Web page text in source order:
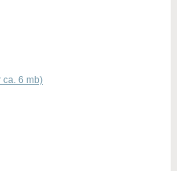
ca. 6 mb)